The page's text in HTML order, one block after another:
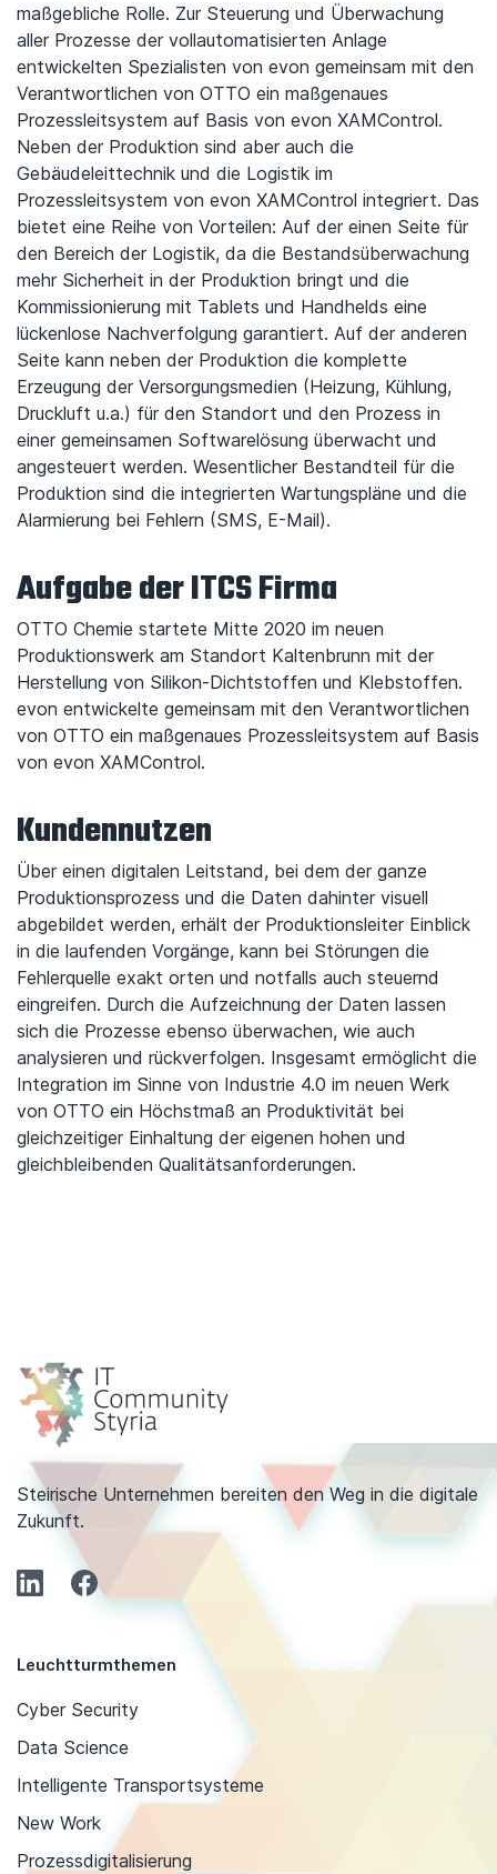
maßgebliche Rolle. Zur Steuerung und Überwachung
aller Prozesse der vollautomatisierten Anlage
entwickelten Spezialisten von evon gemeinsam mit den
Verantwortlichen von OTTO ein maßgenaues
Prozessleitsystem auf Basis von evon XAMControl.
Neben der Produktion sind aber auch die
Gebäudeleittechnik und die Logistik im
Prozessleitsystem von evon XAMControl integriert. Das
bietet eine Reihe von Vorteilen: Auf der einen Seite für
den Bereich der Logistik, da die Bestandsüberwachung
mehr Sicherheit in der Produktion bringt und die
Kommissionierung mit Tablets und Handhelds eine
lückenlose Nachverfolgung garantiert. Auf der anderen
Seite kann neben der Produktion die komplette
Erzeugung der Versorgungsmedien (Heizung, Kühlung,
Druckluft u.a.) für den Standort und den Prozess in
einer gemeinsamen Softwarelösung überwacht und
angesteuert werden. Wesentlicher Bestandteil für die
Produktion sind die integrierten Wartungspläne und die
Alarmierung bei Fehlern (SMS, E-Mail).
Aufgabe der ITCS Firma
OTTO Chemie startete Mitte 2020 im neuen
Produktionswerk am Standort Kaltenbrunn mit der
Herstellung von Silikon-Dichtstoffen und Klebstoffen.
evon entwickelte gemeinsam mit den Verantwortlichen
von OTTO ein maßgenaues Prozessleitsystem auf Basis
von evon XAMControl.
Kundennutzen
Über einen digitalen Leitstand, bei dem der ganze
Produktionsprozess und die Daten dahinter visuell
abgebildet werden, erhält der Produktionsleiter Einblick
in die laufenden Vorgänge, kann bei Störungen die
Fehlerquelle exakt orten und notfalls auch steuernd
eingreifen. Durch die Aufzeichnung der Daten lassen
sich die Prozesse ebenso überwachen, wie auch
analysieren und rückverfolgen. Insgesamt ermöglicht die
Integration im Sinne von Industrie 4.0 im neuen Werk
von OTTO ein Höchstmaß an Produktivität bei
gleichzeitiger Einhaltung der eigenen hohen und
gleichbleibenden Qualitätsanforderungen.
Steirische Unternehmen bereiten den Weg in die digitale
Zukunft.
Leuchtturmthemen
Cyber Security
Data Science
Intelligente Transportsysteme
New Work
Prozessdigitalisierung